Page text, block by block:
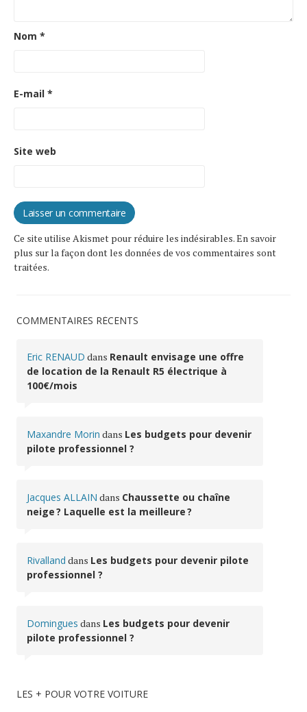
Nom *
E-mail *
Site web
Ce site utilise Akismet pour réduire les indésirables.En savoir
plus sur la façon dont les données de vos commentaires sont
traitées.
COMMENTAIRES RÉCENTS
Eric RENAUD dans Renault envisage une offre
de location de la Renault R5 électrique à
100€/mois
Maxandre Morin dans Les budgets pour devenir
pilote professionnel ?
Jacques ALLAIN dans Chaussette ou chaîne
neige ? Laquelle est la meilleure ?
Rivalland dans Les budgets pour devenir pilote
professionnel ?
Domingues dans Les budgets pour devenir
pilote professionnel ?
LES + POUR VOTRE VOITURE